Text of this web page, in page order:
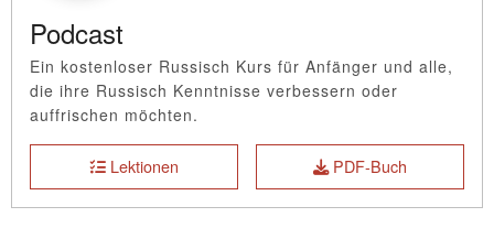
Podcast
Ein kostenloser Russisch Kurs für Anfänger und alle,
die ihre Russisch Kenntnisse verbessern oder
auffrischen möchten.
Lektionen PDF-Buch